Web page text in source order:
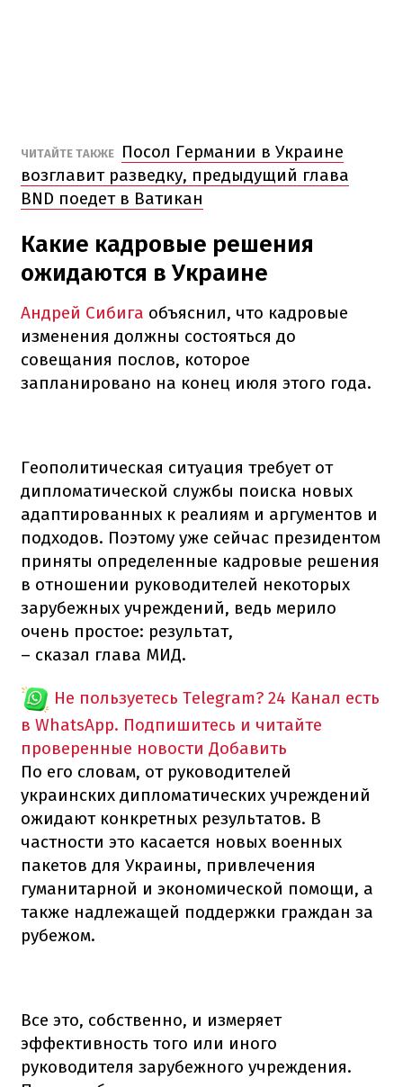
ЧИТАЙТЕ ТАКЖЕ
Посол Германии в Украине
возглавит разведку, предыдущий глава
BND поедет в Ватикан
Какие кадровые решения
ожидаются в Украине
Андрей Сибига объяснил, что кадровые
изменения должны состояться до
совещания послов, которое
запланировано на конец июля этого года.
Геополитическая ситуация требует от
дипломатической службы поиска новых
адаптированных к реалиям и аргументов и
подходов. Поэтому уже сейчас президентом
приняты определенные кадровые решения
в отношении руководителей некоторых
зарубежных учреждений, ведь мерило
очень простое: результат,
– сказал глава МИД.
Не пользуетесь Telegram? 24 Канал есть
в WhatsApp. Подпишитесь и читайте
проверенные новости Добавить
По его словам, от руководителей
украинских дипломатических учреждений
ожидают конкретных результатов. В
частности это касается новых военных
пакетов для Украины, привлечения
гуманитарной и экономической помощи, а
также надлежащей поддержки граждан за
рубежом.
Все это, собственно, и измеряет
эффективность того или иного
руководителя зарубежного учреждения.